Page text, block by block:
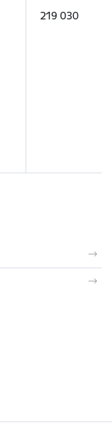
219 030